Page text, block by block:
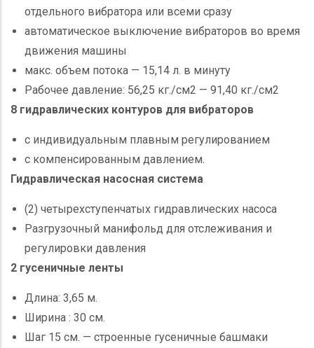
отдельного вибратора или всеми сразу
автоматическое выключение вибраторов во время
движения машины
макс. объем потока — 15,14 л. в минуту
Рабочее давление: 56,25 кг./см2 — 91,40 кг./см2
8 гидравлических контуров для вибраторов
с индивидуальным плавным регулированием
с компенсированным давлением.
Гидравлическая насосная система
(2) четырехступенчатых гидравлических насоса
Разгрузочный манифольд для отслеживания и
регулировки давления
2 гусеничные ленты
Длина: 3,65 м.
Ширина : 30 см.
Шаг 15 см. — строенные гусеничные башмаки